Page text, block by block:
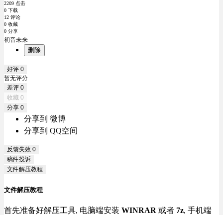
2209 点击
0 下载
12 评论
0 收藏
0 分享
初音未来
删除
好评 0
暂无评分
差评 0
收藏 0
分享 0
分享到 微博
分享到 QQ空间
反馈失效 0
稿件投诉
文件解压教程
文件解压教程
首先准备好解压工具, 电脑端安装 WINRAR 或者 7z, 手机端